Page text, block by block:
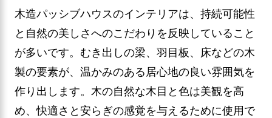
木造パッシブハウスのインテリアは、持続可能性
と自然の美しさへのこだわりを反映していること
が多いです。むき出しの梁、羽目板、床などの木
製の要素が、温かみのある居心地の良い雰囲気を
作り出します。木の自然な木目と色は美観を高
め、快適さと安らぎの感覚を与えるために使用で